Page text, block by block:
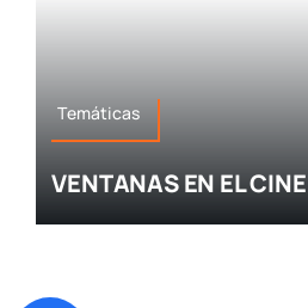
Temáticas
VENTANAS EN EL CINE